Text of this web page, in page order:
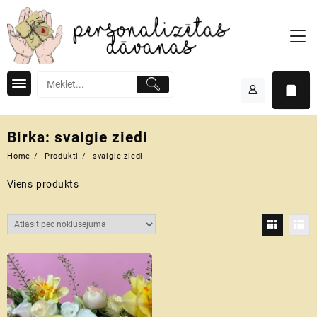
to
content
Birka: svaigie ziedi
Home Produkti svaigie ziedi
Viens produkts